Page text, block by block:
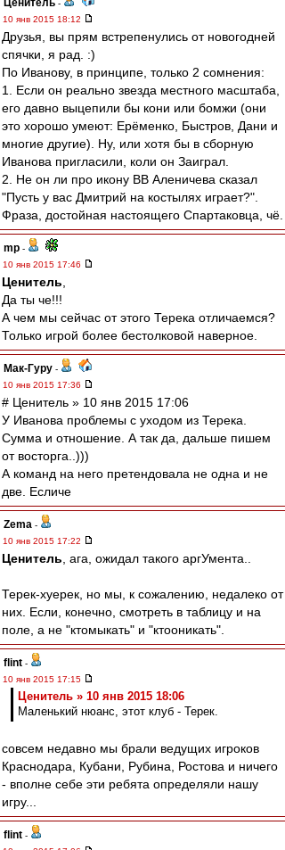
Ценитель -
10 янв 2015 18:12
Друзья, вы прям встрепенулись от новогодней
спячки, я рад. :)
По Иванову, в принципе, только 2 сомнения:
1. Если он реально звезда местного масштаба,
его давно выцепили бы кони или бомжи (они
это хорошо умеют: Ерёменко, Быстров, Дани и
многие другие). Ну, или хотя бы в сборную
Иванова пригласили, коли он Заиграл.
2. Не он ли про икону ВВ Аленичева сказал
"Пусть у вас Дмитрий на костылях играет?".
Фраза, достойная настоящего Спартаковца, чё.
mp -
10 янв 2015 17:46
Ценитель
Да ты че!!!
А чем мы сейчас от этого Терека отличаемся?
Только игрой более бестолковой наверное.
Мак-Гуру -
10 янв 2015 17:36
# Ценитель » 10 янв 2015 17:06
У Иванова проблемы с уходом из Терека.
Сумма и отношение. А так да, дальше пишем
от восторга..)))
А команд на него претендовала не одна и не
две. Есличе
Zema -
10 янв 2015 17:22
Ценитель , ага, ожидал такого аргУмента..
Терек-хуерек, но мы, к сожалению, недалеко от
них. Если, конечно, смотреть в таблицу и на
поле, а не "ктомыкать" и "ктооникать".
flint -
10 янв 2015 17:15
Ценитель » 10 янв 2015 18:06
Маленький нюанс, этот клуб - Терек.
совсем недавно мы брали ведущих игроков
Краснодара, Кубани, Рубина, Ростова и ничего
- вполне себе эти ребята определяли нашу
игру...
flint -